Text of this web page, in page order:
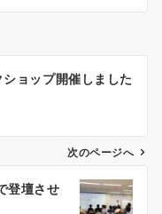
ョップ開催しました
次のページへ
登壇させ